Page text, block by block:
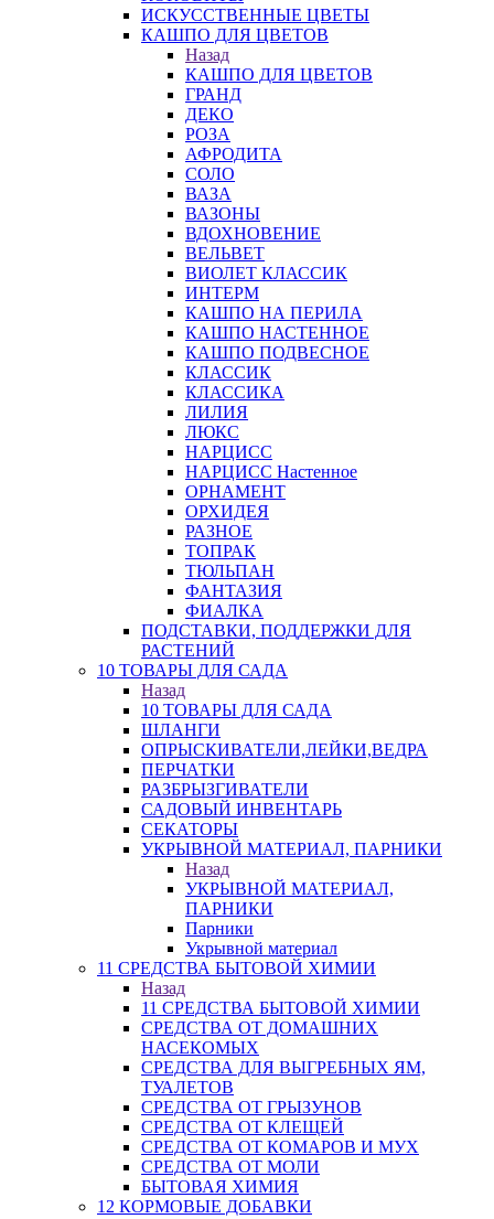
ИСКУССТВЕННЫЕ ЦВЕТЫ
КАШПО ДЛЯ ЦВЕТОВ
Назад
КАШПО ДЛЯ ЦВЕТОВ
ГРАНД
ДЕКО
РОЗА
АФРОДИТА
СОЛО
ВАЗА
ВАЗОНЫ
ВДОХНОВЕНИЕ
ВЕЛЬВЕТ
ВИОЛЕТ КЛАССИК
ИНТЕРМ
КАШПО НА ПЕРИЛА
КАШПО НАСТЕННОЕ
КАШПО ПОДВЕСНОЕ
КЛАССИК
КЛАССИКА
ЛИЛИЯ
ЛЮКС
НАРЦИСС
НАРЦИСС Настенное
ОРНАМЕНТ
ОРХИДЕЯ
РАЗНОЕ
ТОПРАК
ТЮЛЬПАН
ФАНТАЗИЯ
ФИАЛКА
ПОДСТАВКИ, ПОДДЕРЖКИ ДЛЯ
РАСТЕНИЙ
10 ТОВАРЫ ДЛЯ САДА
Назад
10 ТОВАРЫ ДЛЯ САДА
ШЛАНГИ
ОПРЫСКИВАТЕЛИ,ЛЕЙКИ,ВЕДРА
ПЕРЧАТКИ
РАЗБРЫЗГИВАТЕЛИ
САДОВЫЙ ИНВЕНТАРЬ
СЕКАТОРЫ
УКРЫВНОЙ МАТЕРИАЛ, ПАРНИКИ
Назад
УКРЫВНОЙ МАТЕРИАЛ,
ПАРНИКИ
Парники
Укрывной материал
11 СРЕДСТВА БЫТОВОЙ ХИМИИ
Назад
11 СРЕДСТВА БЫТОВОЙ ХИМИИ
СРЕДСТВА ОТ ДОМАШНИХ
НАСЕКОМЫХ
СРЕДСТВА ДЛЯ ВЫГРЕБНЫХ ЯМ,
ТУАЛЕТОВ
СРЕДСТВА ОТ ГРЫЗУНОВ
СРЕДСТВА ОТ КЛЕЩЕЙ
СРЕДСТВА ОТ КОМАРОВ И МУХ
СРЕДСТВА ОТ МОЛИ
БЫТОВАЯ ХИМИЯ
12 КОРМОВЫЕ ДОБАВКИ